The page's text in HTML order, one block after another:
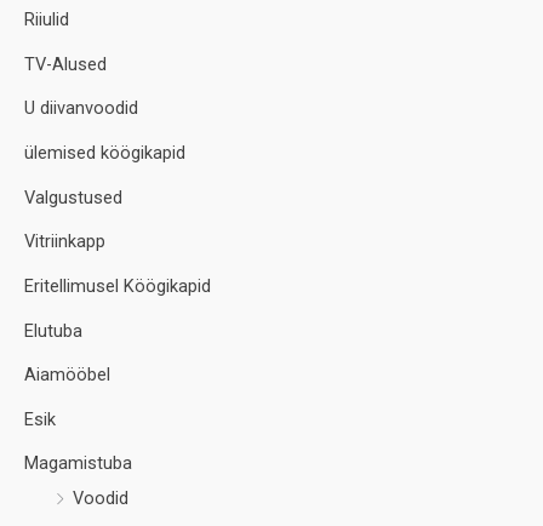
Riiulid
TV-Alused
U diivanvoodid
ülemised köögikapid
Valgustused
Vitriinkapp
Eritellimusel Köögikapid
Elutuba
Aiamööbel
Esik
Magamistuba
Voodid